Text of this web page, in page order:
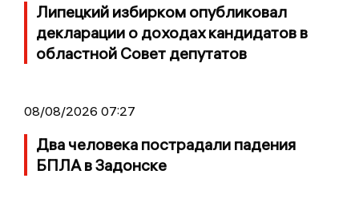
Липецкий избирком опубликовал
декларации о доходах кандидатов в
областной Совет депутатов
08/08/2026 07:27
Два человека пострадали падения
БПЛА в Задонске